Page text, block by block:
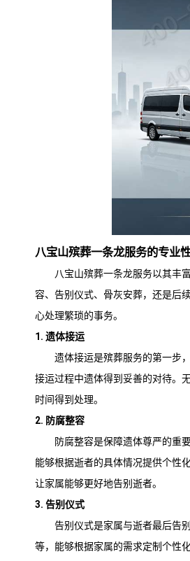
八宝山殡葬一条龙服务的专业
八宝山殡葬一条龙服务以其丰
容、告别仪式、骨灰安葬，还是后
心处理繁琐的事务。
1. 遗体接运
遗体接运是殡葬服务的第一步
接运过程中遗体得到妥善的对待。
时间得到处理。
2. 防腐整容
防腐整容是保障遗体尊严的重要
能够根据逝者的具体情况提供个性
让家属能够更好地告别逝者。
3. 告别仪式
告别仪式是家属与逝者最后告别
等，能够根据家属的需求定制个性